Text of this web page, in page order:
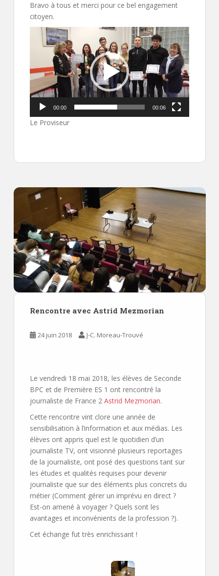
Bravo à tous et merci pour ce bel engagement
citoyen.
Lecteur
vidéo
00:00 00:06
Le Proviseur
Rencontre avec Astrid Mezmorian
24 juin 2018 J-C. Moreau-Trouvé
Le vendredi 18 mai 2018, les élèves de Seconde
BPC et de Première ES 1 ont rencontré la
journaliste de France 2 Astrid Mezmorian.
Cette rencontre vint clore une année de
sensibilisation à l’information et aux médias. Les
élèves ont appris quel est le quotidien d’un
journaliste TV, ont visionné plusieurs reportages
de la journaliste, ont posé des questions tant sur
les études et qualités requises pour devenir
journaliste que sur des éléments plus concrets du
métier (Comment gérer un imprévu en direct ?
Est-on amené à voyager ? Quels sont les
avantages et inconvénients de la profession ?).
Cet échange fut très enrichissant !